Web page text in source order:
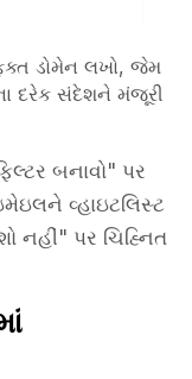
ડોમેન લખો, જેમ
દરેક સંદેશને મંજૂરી
બનાવો" પર
વ્હાઇટલિસ્ટ
નહીં" પર ચિહ્નિત